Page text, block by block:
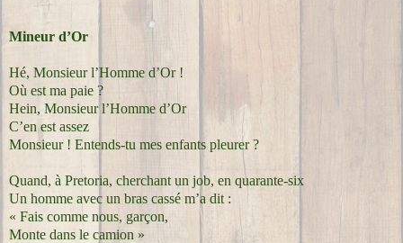
Mineur d’Or
Hé, Monsieur l’Homme d’Or !
Où est ma paie ?
Hein, Monsieur l’Homme d’Or
C’en est assez
Monsieur ! Entends-tu mes enfants pleurer ?
Quand, à Pretoria, cherchant un job, en quarante-six
Un homme avec un bras cassé m’a dit :
« Fais comme nous, garçon,
Monte dans le camion »